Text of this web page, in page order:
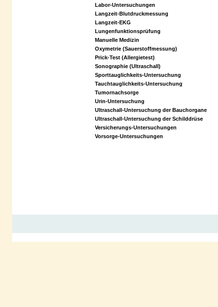
Labor-Untersuchungen
Langzeit-Blutdruckmessung
Langzeit-EKG
Lungenfunktionsprüfung
Manuelle Medizin
Oxymetrie (Sauerstoffmessung)
Prick-Test (Allergietest)
Sonographie (Ultraschall)
Sporttauglichkeits-Untersuchung
Tauchtauglichkeits-Untersuchung
Tumornachsorge
Urin-Untersuchung
Ultraschall-Untersuchung der Bauchorgane
Ultraschall-Untersuchung der Schilddrüse
Versicherungs-Untersuchungen
Vorsorge-Untersuchungen